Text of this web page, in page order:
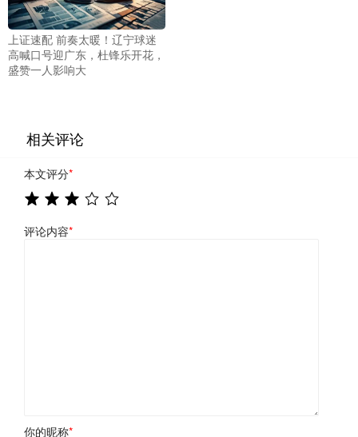
上证速配 前奏太暖！辽宁球迷
高喊口号迎广东，杜锋乐开花，
盛赞一人影响大
相关评论
本文评分*
评论内容*
你的昵称*